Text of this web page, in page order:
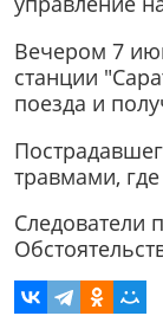
Вечером 7
станции
поезда и
травмами,
Следователи